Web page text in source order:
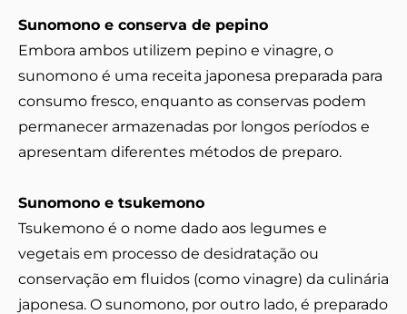
Sunomono e conserva de pepino
Embora ambos utilizem pepino e vinagre, o
sunomono é uma receita japonesa preparada para
consumo fresco, enquanto as conservas podem
permanecer armazenadas por longos períodos e
apresentam diferentes métodos de preparo.
Sunomono e tsukemono
Tsukemono é o nome dado aos legumes e
vegetais em processo de desidratação ou
conservação em fluidos (como vinagre) da culinária
japonesa. O sunomono, por outro lado, é preparado